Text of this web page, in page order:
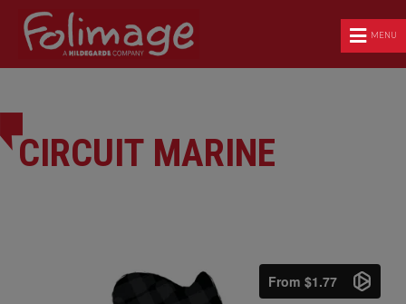
MENU
CIRCUIT MARINE